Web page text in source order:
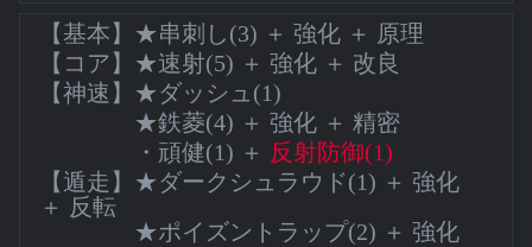
【基本】★串刺し(3) ＋ 強化 ＋ 原理
【コア】★速射(5) ＋ 強化 ＋ 改良
【神速】★ダッシュ(1)
★鉄菱(4) ＋ 強化 ＋ 精密
・頑健(1) ＋ 反射防御(1)
【遁走】★ダークシュラウド(1) ＋ 強化
＋ 反転
★ポイズントラップ(2) ＋ 強化